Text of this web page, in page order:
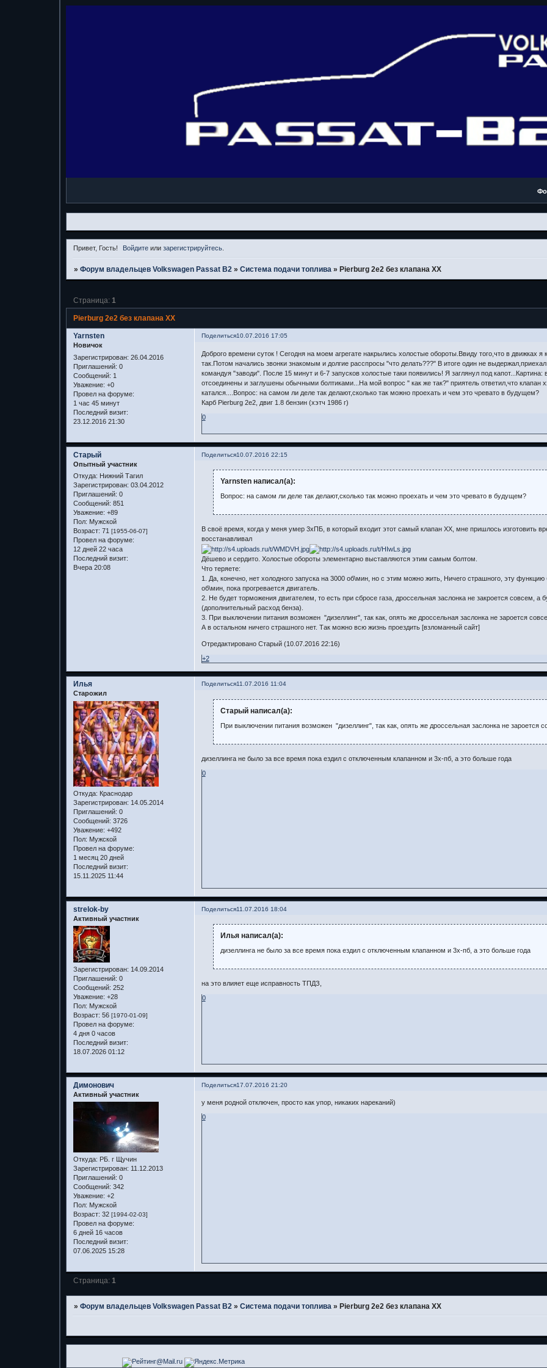
Привет, Гость! Войдите илизарегистрируйтесь.
» Форум владельцев Volkswagen Passat B2 » Система подачи топлива » Pierburg 2e2 без клапана ХХ
Pierburg 2e2 без клапана ХХ
Страница: 1
Поделиться10.07.2016 17:05
Yarnsten
Новичок
Зарегистрирован: 26.04.2016
Приглашений: 0
Сообщений: 1
Уважение: +0
Провел на форуме:
1 час 45 минут
Последний визит:
23.12.2016 21:30
Доброго времени суток ! Сегодня на моем агрегате накрылись холостые обороты.Ввиду того,что в движках я
так.Потом начались звонки знакомым и долгие расспросы "что делать???" В итоге один не
командуя "заводи". После 15 минут и 6-7 запусков холостые таки появились! Я заглянул под
отсоединены и заглушены обычными болтиками...На мой вопрос " как же так?" приятель ответил,что клапан
катался....Вопрос: на самом ли деле так делают,сколько так можно проехать и чем это чревато в будущем?
Карб Pierburg 2e2, двиг 1.8 бензин (хэтч 1986 г)
0
Поделиться10.07.2016 22:15
Старый
Опытный участник
Откуда: Нижний Тагил
Зарегистрирован: 03.04.2012
Приглашений: 0
Сообщений: 851
Уважение: +89
Пол: Мужской
Возраст: 71 [1955-06-07]
Провел на форуме:
12 дней 22 часа
Последний визит:
Вчера 20:08
Yarnsten написал(а):
Вопрос: на самом ли деле так делают,сколько так можно проехать и чем это чревато в будущем?
В своё время, когда у меня умер 3хПБ, в который входит этот самый клапан ХХ, мне пришлось изготовить
восстанавливал
Дёшево и сердито. Холостые обороты элементарно выставляются этим самым болтом.
Что теряете:
1. Да, конечно, нет холодного запуска на 3000 об\мин, но с этим можно жить, Ничего страшного, эту
об\мин, пока прогревается двигатель.
2. Не будет торможения двигателем, то есть при сбросе газа, дроссельная заслонка не закроется совсем, а
(дополнительный расход бенза).
3. При выключении питания возможен "дизеллинг", так как, опять же дроссельная заслонка не зароется
А в остальном ничего страшного нет. Так можно всю жизнь проездить [взломанный сайт]
Отредактировано Старый (10.07.2016 22:16)
+2
Поделиться11.07.2016 11:04
Илья
Старожил
Откуда: Краснодар
Зарегистрирован: 14.05.2014
Приглашений: 0
Сообщений: 3726
Уважение: +492
Пол: Мужской
Провел на форуме:
1 месяц 20 дней
Последний визит:
15.11.2025 11:44
Старый написал(а):
При выключении питания возможен "дизеллинг", так как, опять же дроссельная заслонка не зароется
дизеллинга не было за все время пока ездил с отключенным клапанном и 3х-пб, а это больше года
0
Поделиться11.07.2016 18:04
strelok-by
Активный участник
Зарегистрирован: 14.09.2014
Приглашений: 0
Сообщений: 252
Уважение: +28
Пол: Мужской
Возраст: 56 [1970-01-09]
Провел на форуме:
4 дня 0 часов
Последний визит:
18.07.2026 01:12
Илья написал(а):
дизеллинга не было за все время пока ездил с отключенным клапанном и 3х-пб, а это больше года
на это влияет еще исправность ТПДЗ,
0
Поделиться17.07.2016 21:20
Димонович
Активный участник
Откуда: РБ. г Щучин
Зарегистрирован: 11.12.2013
Приглашений: 0
Сообщений: 342
Уважение: +2
Пол: Мужской
Возраст: 32 [1994-02-03]
Провел на форуме:
6 дней 16 часов
Последний визит:
07.06.2025 15:28
у меня родной отключен, просто как упор, никаких нареканий)
0
Страница: 1
» Форум владельцев Volkswagen Passat B2 » Система подачи топлива » Pierburg 2e2 без клапана ХХ